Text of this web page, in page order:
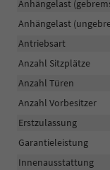
Anhängelast
Anhängelast
Antriebsart
Anzahl Sitzplätze
Anzahl Türen
Anzahl Vorbesitzer
Erstzulassung
Garantieleistung
Innenausstattung